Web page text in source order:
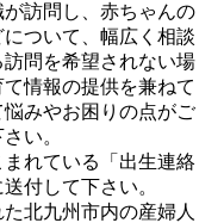
訪問し、赤ちゃんの
ついて、幅広く相談
問を希望されない場
情報の提供を兼ねて
みやお困りの点がご
い。
れている「出生連絡
付して下さい。
北九州市内の産婦人